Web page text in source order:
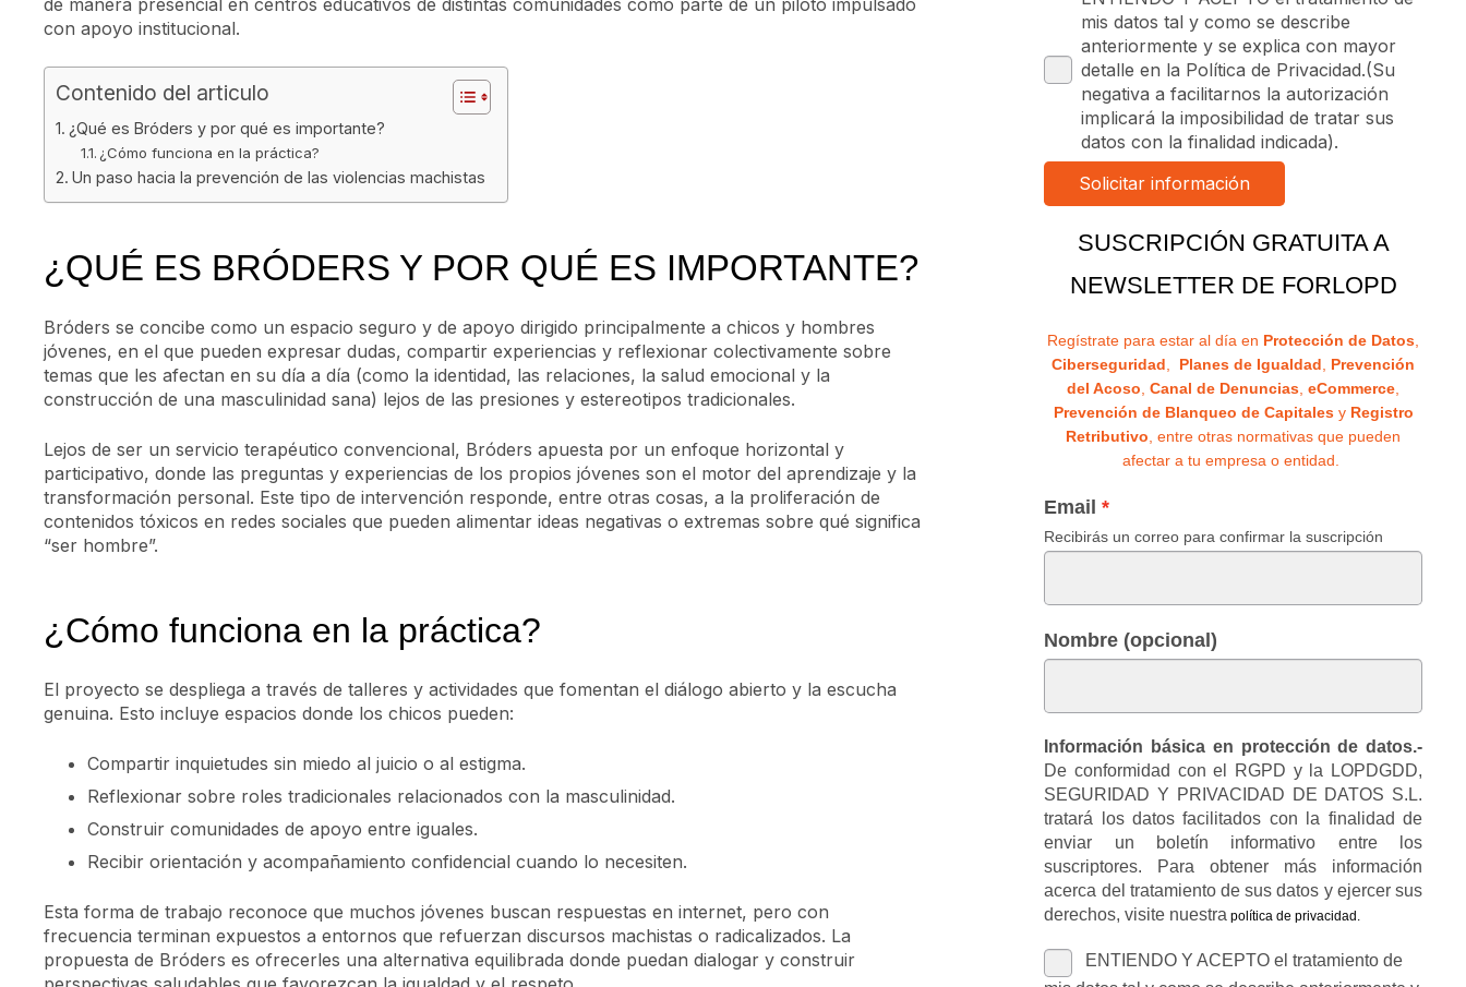
con apoyo institucional.
Contenido del articulo
¿Qué es Bróders y por qué es importante?
¿Cómo funciona en la práctica?
Un paso hacia la prevención de las violencias machistas
¿QUÉ ES BRÓDERS Y POR QUÉ ES IMPORTANTE?
Bróders se concibe como un espacio seguro y de apoyo dirigido principalmente a chicos y hombres
jóvenes, en el que pueden expresar dudas, compartir experiencias y reflexionar colectivamente sobre
temas que les afectan en su día a día (como la identidad, las relaciones, la salud emocional y la
construcción de una masculinidad sana) lejos de las presiones y estereotipos tradicionales.
Lejos de ser un servicio terapéutico convencional, Bróders apuesta por un enfoque horizontal y
participativo, donde las preguntas y experiencias de los propios jóvenes son el motor del aprendizaje y la
transformación personal. Este tipo de intervención responde, entre otras cosas, a la proliferación de
contenidos tóxicos en redes sociales que pueden alimentar ideas negativas o extremas sobre qué significa
“ser hombre”.
¿Cómo funciona en la práctica?
El proyecto se despliega a través de talleres y actividades que fomentan el diálogo abierto y la escucha
genuina. Esto incluye espacios donde los chicos pueden:
Compartir inquietudes sin miedo al juicio o al estigma.
Reflexionar sobre roles tradicionales relacionados con la masculinidad.
Construir comunidades de apoyo entre iguales.
Recibir orientación y acompañamiento confidencial cuando lo necesiten.
Esta forma de trabajo reconoce que muchos jóvenes buscan respuestas en internet, pero con
frecuencia terminan expuestos a entornos que refuerzan discursos machistas o radicalizados. La
propuesta de Bróders es ofrecerles una alternativa equilibrada donde puedan dialogar y construir
mis datos tal y como se describe
anteriormente y se explica con mayor
detalle en la Política de Privacidad.(Su
negativa a facilitarnos la autorización
implicará la imposibilidad de tratar sus
datos con la finalidad indicada).
SUSCRIPCIÓN GRATUITA A
NEWSLETTER DE FORLOPD
Regístrate para estar al día en Protección de Datos,
Ciberseguridad, Planes de Igualdad, Prevención
del Acoso,Canal de Denuncias, eCommerce,
Prevención de Blanqueo de Capitalesy Registro
Retributivo, entre otras normativas que pueden
afectar a tu empresa o entidad.
Email
Recibirás un correo para confirmar la suscripción
Nombre (opcional)
Información básica en protección de datos.-
De conformidad con el RGPD y la LOPDGDD,
SEGURIDAD Y PRIVACIDAD DE DATOS S.L.
tratará los datos facilitados con la finalidad de
enviar un boletín informativo entre los
suscriptores. Para obtener más información
acerca del tratamiento de sus datos y ejercer sus
derechos, visite nuestra política de privacidad .
ENTIENDO Y ACEPTO el tratamiento de